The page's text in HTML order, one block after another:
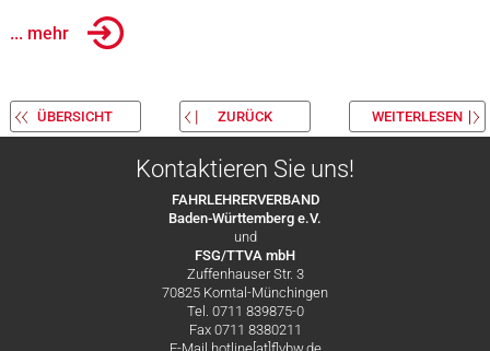
... mehr
ÜBERSICHT ZURÜCK WEITERLESEN
Kontaktieren Sie uns!
FAHRLEHRERVERBAND
Baden-Württemberg e.V.
und
FSG/TTVA mbH
Zuffenhauser Str. 3
70825 Korntal-Münchingen
Tel. 0711 839875-0
Fax 0711 8380211